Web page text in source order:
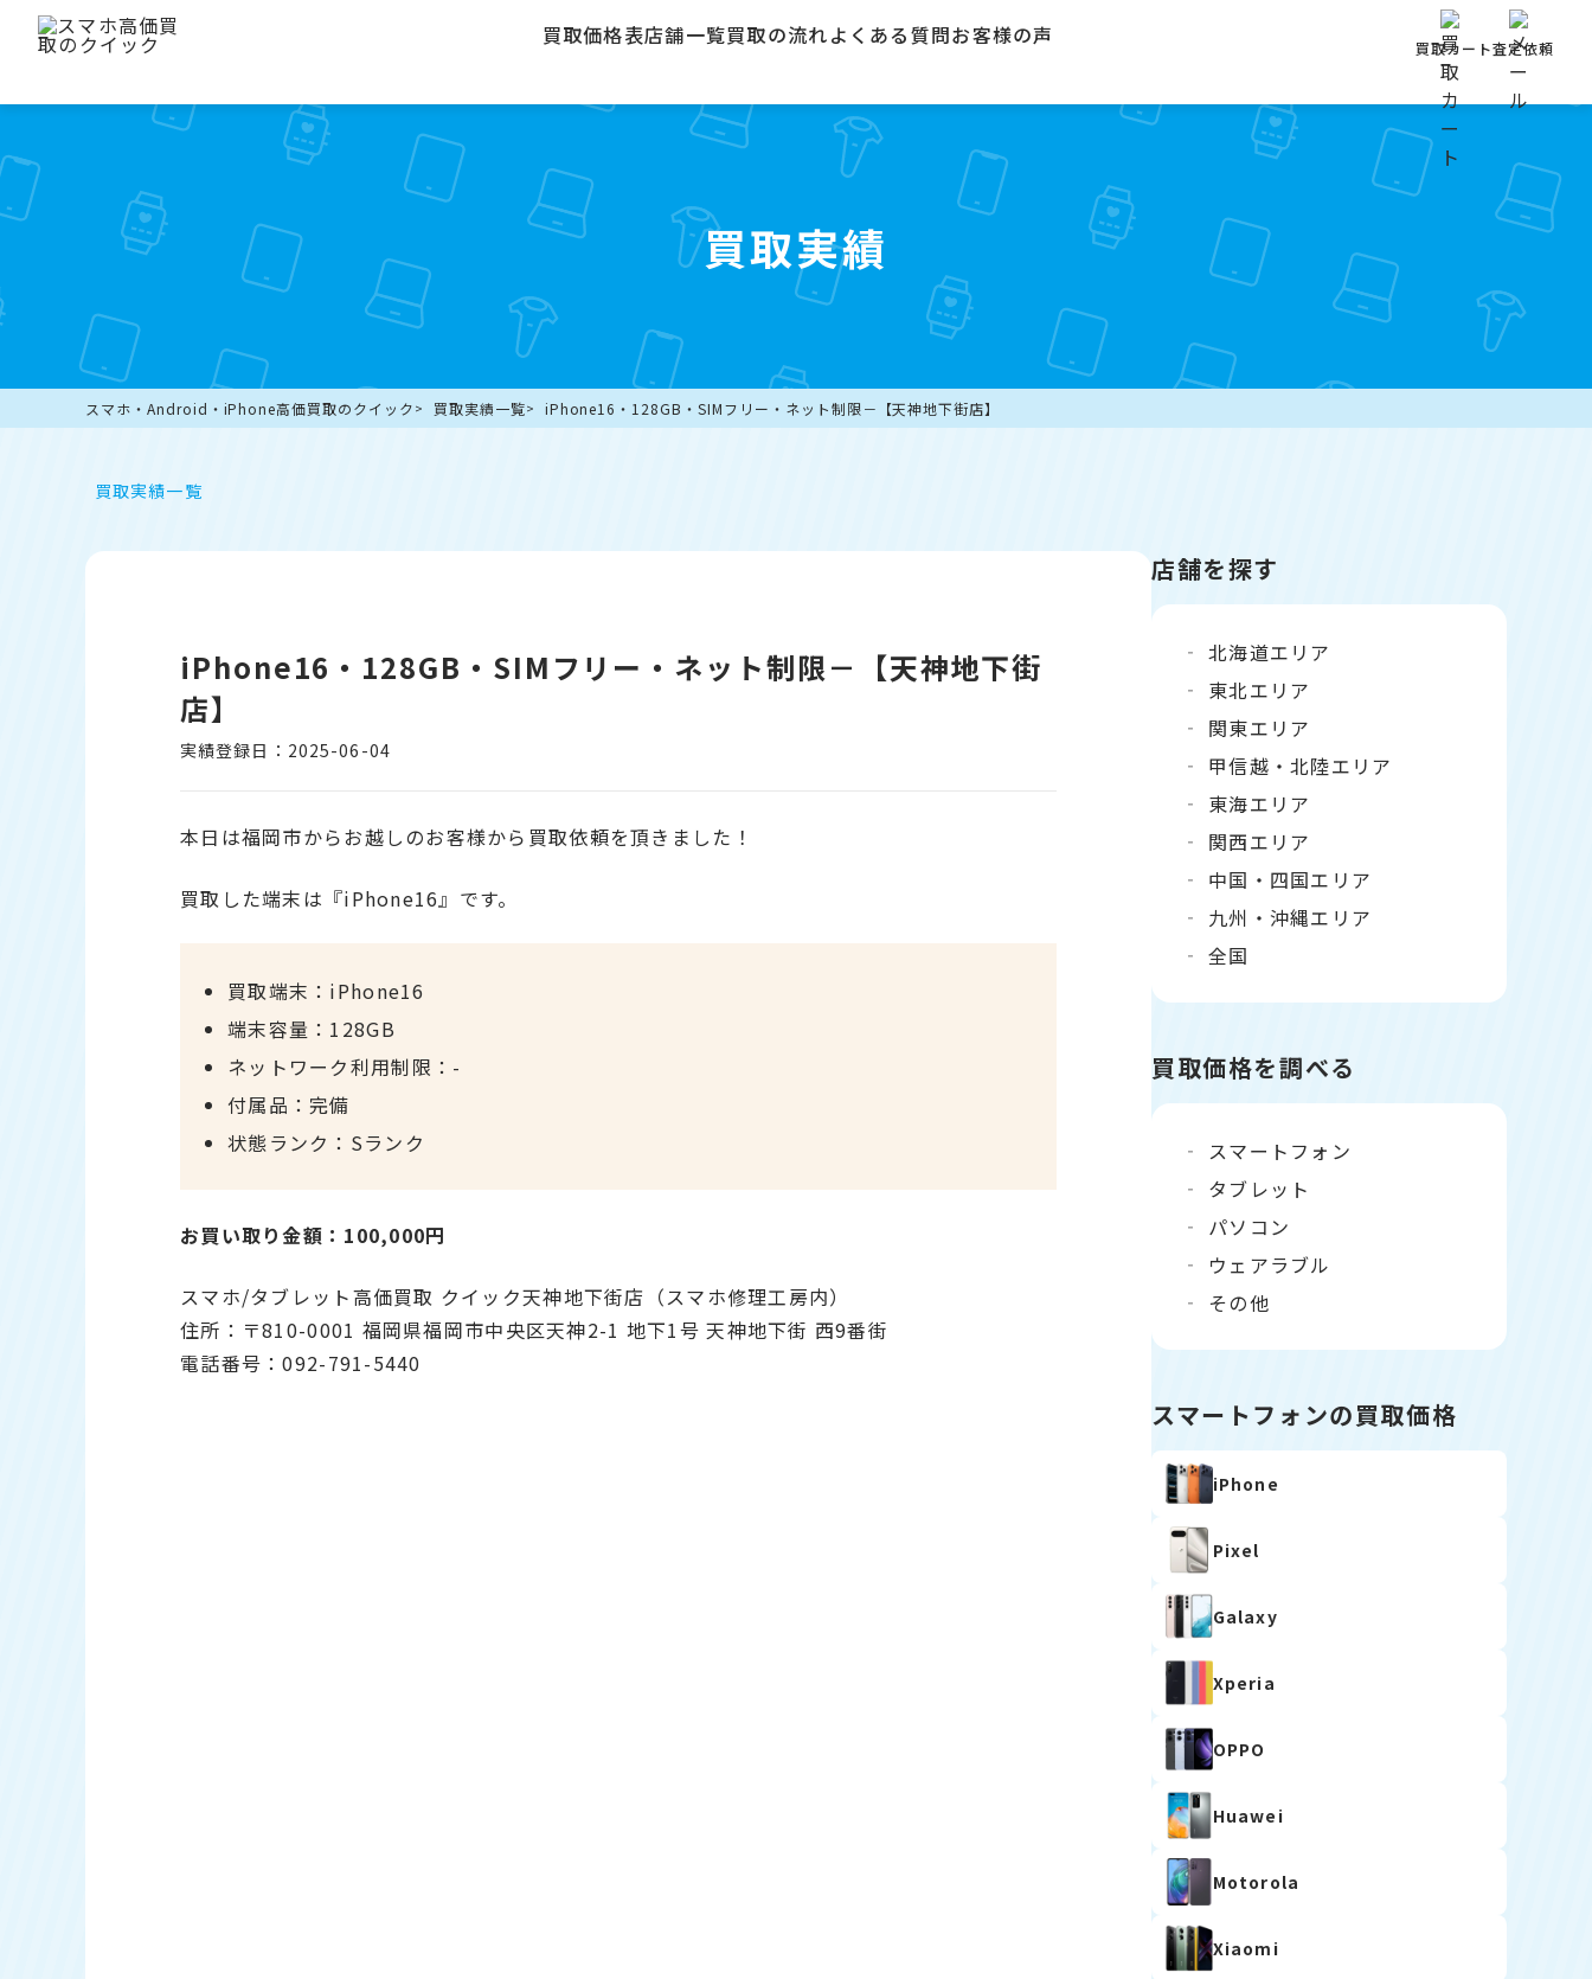
買取価格表店舗一覧買取の流れよくある質問お客様の声 買取カート査定依頼
買取実績
スマホ・Android・iPhone高価買取のクイック 買取実績一覧 iPhone16・128GB・SIMフリー・ネット制限－【天神地下街店】
買取実績一覧
iPhone16・128GB・SIMフリー・ネット制限－【天神地下街
店】
実績登録日：2025-06-04
本日は福岡市からお越しのお客様から買取依頼を頂きました！
買取した端末は『iPhone16』です。
買取端末：iPhone16
端末容量：128GB
ネットワーク利用制限：-
付属品：完備
状態ランク：Sランク
お買い取り金額：100,000円
スマホ/タブレット高価買取 クイック天神地下街店（スマホ修理工房内）
住所：〒810-0001 福岡県福岡市中央区天神2-1 地下1号 天神地下街 西9番街
電話番号：092-791-5440
店舗を探す
北海道エリア
東北エリア
関東エリア
甲信越・北陸エリア
東海エリア
関西エリア
中国・四国エリア
九州・沖縄エリア
全国
買取価格を調べる
スマートフォン
タブレット
パソコン
ウェアラブル
その他
スマートフォンの買取価格
iPhone
Pixel
Galaxy
Xperia
OPPO
Huawei
Motorola
Xiaomi